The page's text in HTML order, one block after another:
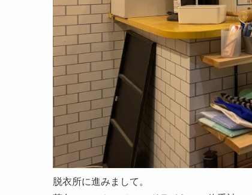
脱衣所に進みまして。